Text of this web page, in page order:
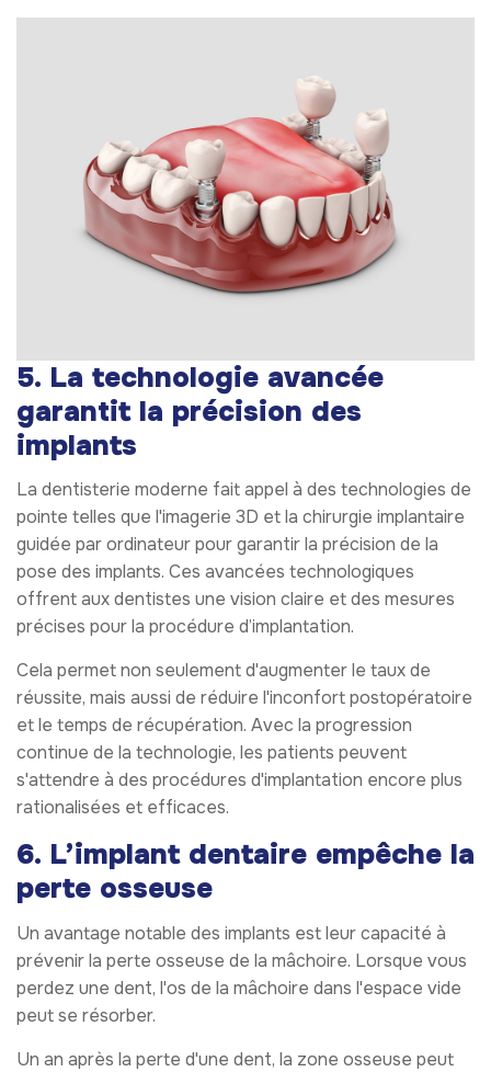
5. La technologie avancée
garantit la précision des
implants
La dentisterie moderne fait appel à des technologies de
pointe telles que l'imagerie 3D et la chirurgie implantaire
guidée par ordinateur pour garantir la précision de la
pose des implants. Ces avancées technologiques
offrent aux dentistes une vision claire et des mesures
précises pour la procédure d’implantation.
Cela permet non seulement d'augmenter le taux de
réussite, mais aussi de réduire l'inconfort postopératoire
et le temps de récupération. Avec la progression
continue de la technologie, les patients peuvent
s'attendre à des procédures d'implantation encore plus
rationalisées et efficaces.
6. L’implant dentaire empêche la
perte osseuse
Un avantage notable des implants est leur capacité à
prévenir la perte osseuse de la mâchoire. Lorsque vous
perdez une dent, l'os de la mâchoire dans l'espace vide
peut se résorber.
Un an après la perte d'une dent, la zone osseuse peut